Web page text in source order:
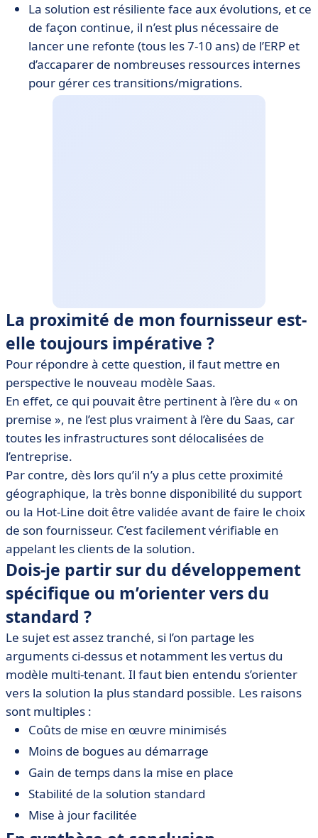
La solution est résiliente face aux évolutions, et ce
de façon continue, il n’est plus nécessaire de
lancer une refonte (tous les 7-10 ans) de l’ERP et
d’accaparer de nombreuses ressources internes
pour gérer ces transitions/migrations.
La proximité de mon fournisseur est-
elle toujours impérative ?
Pour répondre à cette question, il faut mettre en
perspective le nouveau modèle Saas.
En effet, ce qui pouvait être pertinent à l’ère du « on
premise », ne l’est plus vraiment à l’ère du Saas, car
toutes les infrastructures sont délocalisées de
l’entreprise.
Par contre, dès lors qu’il n’y a plus cette proximité
géographique, la très bonne disponibilité du support
ou la Hot-Line doit être validée avant de faire le choix
de son fournisseur. C’est facilement vérifiable en
appelant les clients de la solution.
Dois-je partir sur du développement
spécifique ou m’orienter vers du
standard ?
Le sujet est assez tranché, si l’on partage les
arguments ci-dessus et notamment les vertus du
modèle multi-tenant. Il faut bien entendu s’orienter
vers la solution la plus standard possible. Les raisons
sont multiples :
Coûts de mise en œuvre minimisés
Moins de bogues au démarrage
Gain de temps dans la mise en place
Stabilité de la solution standard
Mise à jour facilitée